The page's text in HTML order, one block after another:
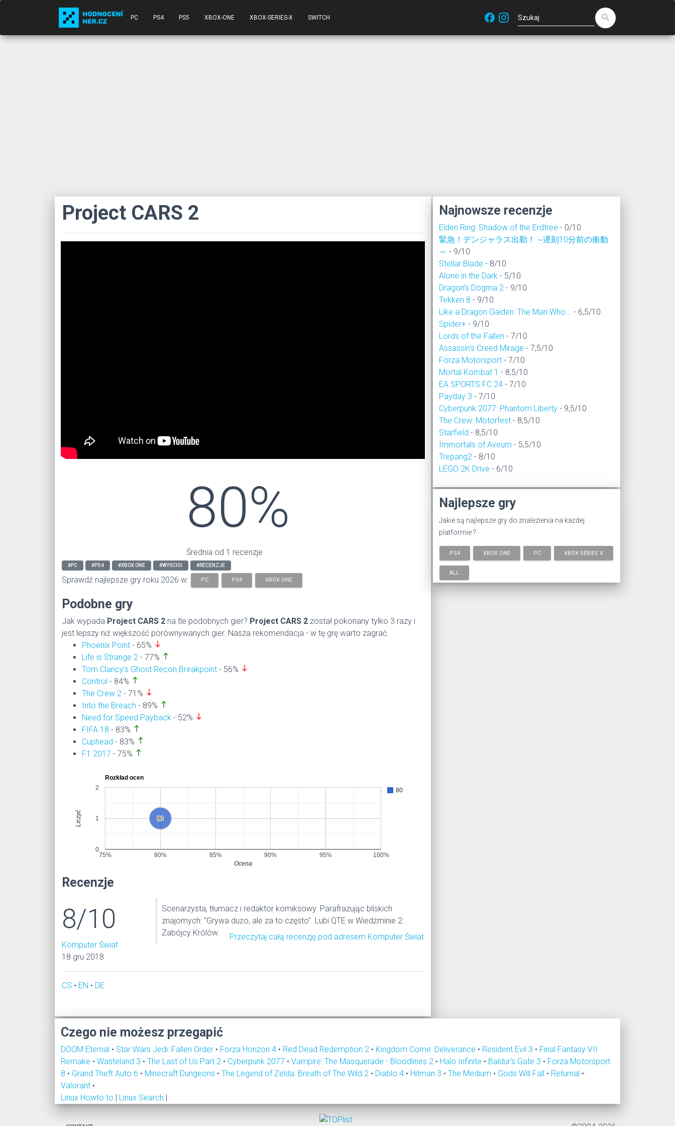
PC PS4 PS5 XBOX-ONE XBOX-SERIES-X SWITCH facebook search
Project CARS 2
80%
Średnia od 1 recenzje
#PC #PS4 #XBOX ONE #WYŚCIGI #RECENZJE
Sprawdź najlepsze gry roku 2026 w: PC PS4 XBOX ONE
Podobne gry
Jak wypada Project CARS 2 na tle podobnych gier? Project CARS 2 został pokonany tylko 3 razy i
jest lepszy niż większość porównywanych gier. Nasza rekomendacja - w tę grę warto zagrać.
Phoenix Point - 65% south
Life is Strange 2 - 77% north
Tom Clancy's Ghost Recon Breakpoint - 56% south
Control - 84% north
The Crew 2 - 71% south
Into the Breach - 89% north
Need for Speed Payback - 52% south
FIFA 18 - 83% north
Cuphead - 83% north
F1 2017 - 75% north
Rozkład ocen
80
80
80
75% 80% 85% 90% 95% 100%
0
1
2
Ocena
Liczyć
Recenzje
8/10
Komputer Świat
18 gru 2018
Scenarzysta, tłumacz i redaktor komiksowy. Parafrazując bliskich
znajomych: "Grywa dużo, ale za to często". Lubi QTE w Wiedźminie 2:
Zabójcy Królów.
Przeczytaj całą recenzję pod adresem Komputer Świat
CS • EN • DE
Najnowsze recenzje
Elden Ring: Shadow of the Erdtree - 0/10
緊急！デンジャラス出勤！ ~遅刻10分前の衝動
～ - 9/10
Stellar Blade - 8/10
Alone in the Dark - 5/10
Dragon’s Dogma 2 - 9/10
Tekken 8 - 9/10
Like a Dragon Gaiden: The Man Who... - 6,5/10
Spider+ - 9/10
Lords of the Fallen - 7/10
Assassin's Creed Mirage - 7,5/10
Forza Motorsport - 7/10
Mortal Kombat 1 - 8,5/10
EA SPORTS FC 24 - 7/10
Payday 3 - 7/10
Cyberpunk 2077: Phantom Liberty - 9,5/10
The Crew: Motorfest - 8,5/10
Starfield - 8,5/10
Immortals of Aveum - 5,5/10
Trepang2 - 8/10
LEGO 2K Drive - 6/10
Najlepsze gry
Jakie są najlepsze gry do znalezienia na każdej
platformie ?
PS4 XBOX ONE PC XBOX SERIES X
ALL
Czego nie możesz przegapić
DOOM Eternal • Star Wars Jedi: Fallen Order • Forza Horizon 4 • Red Dead Redemption 2 • Kingdom Come: Deliverance • Resident Evil 3 • Final Fantasy VII
Remake • Wasteland 3 • The Last of Us Part 2 • Cyberpunk 2077 • Vampire: The Masquerade - Bloodlines 2 • Halo Infinite • Baldur's Gate 3 • Forza Motorsport
8 • Grand Theft Auto 6 • Minecraft Dungeons • The Legend of Zelda: Breath of The Wild 2 • Diablo 4 • Hitman 3 • The Medium • Gods Will Fall • Returnal •
Valorant •
Linux Howto to | Linux Search |